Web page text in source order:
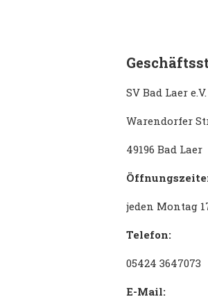
SV Bad Laer e.V.
Warendorfer
49196 Bad Laer
jeden Montag
Telefon:
05424 3647073
E-Mail: